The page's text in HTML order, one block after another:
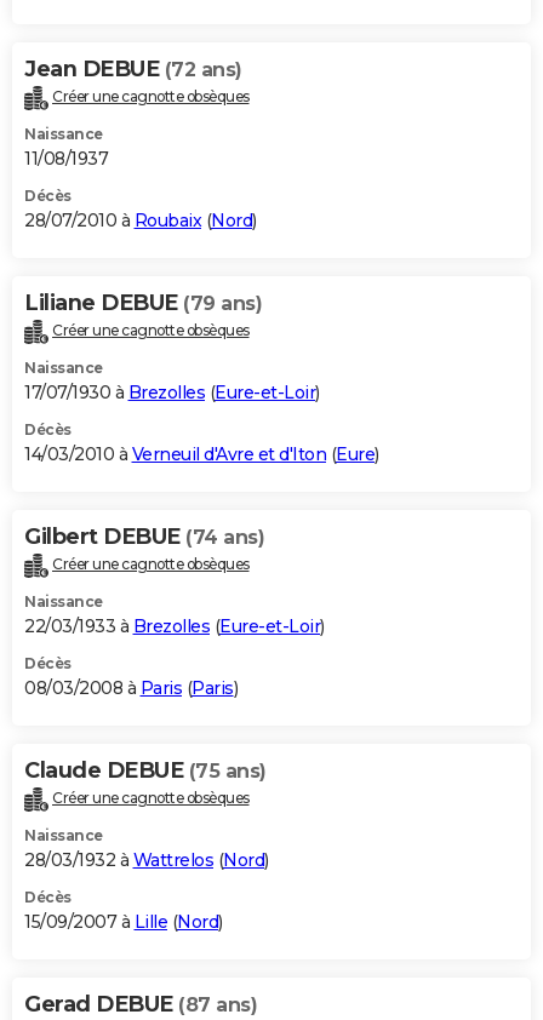
Jean DEBUE (72 ans)
Créer une cagnotte obsèques
Naissance
11/08/1937
Décès
28/07/2010 à Roubaix(Nord)
Liliane DEBUE (79 ans)
Créer une cagnotte obsèques
Naissance
17/07/1930 à Brezolles (Eure-et-Loir)
Décès
14/03/2010 à Verneuil d'Avre et d'Iton (Eure)
Gilbert DEBUE (74 ans)
Créer une cagnotte obsèques
Naissance
22/03/1933 à Brezolles (Eure-et-Loir)
Décès
08/03/2008 à Paris (Paris)
Claude DEBUE (75 ans)
Créer une cagnotte obsèques
Naissance
28/03/1932 à Wattrelos (Nord)
Décès
15/09/2007 à Lille (Nord)
Gerad DEBUE (87 ans)